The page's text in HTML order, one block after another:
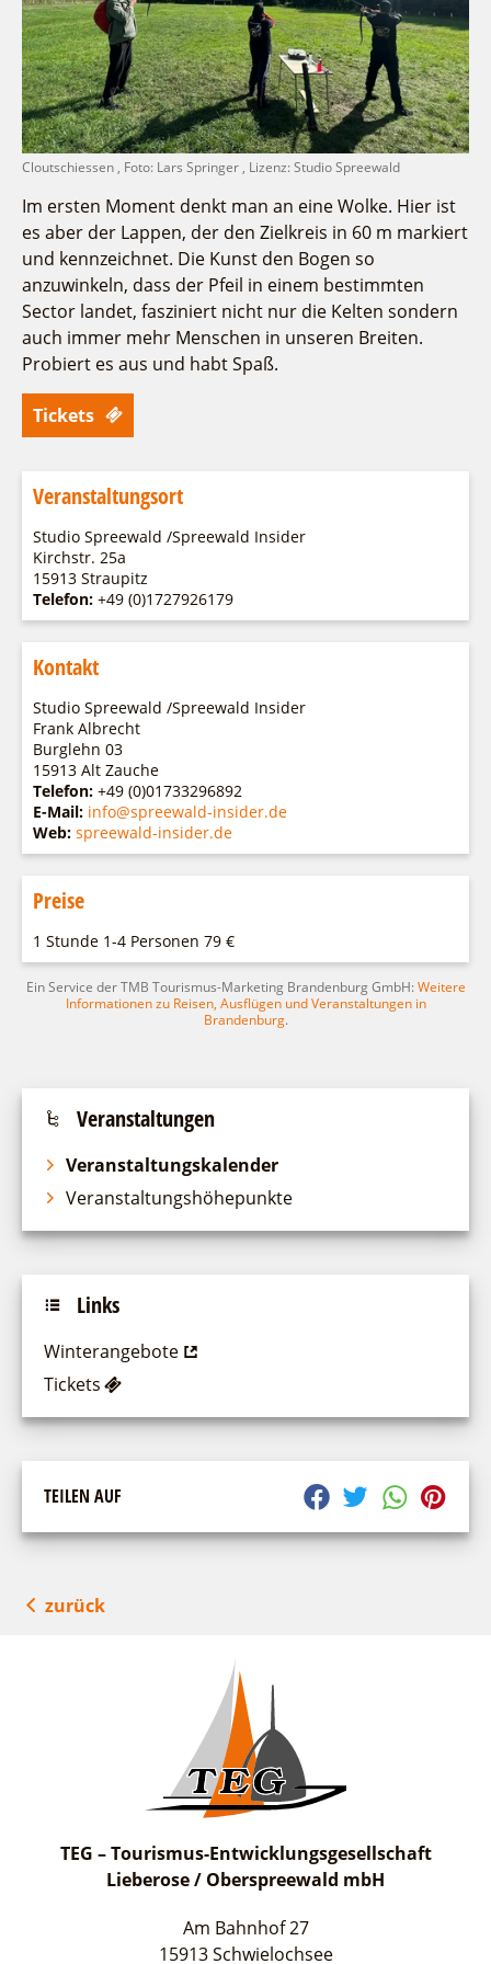
Einkaufen
Gruppen
Fremdenverkehrsvereine
Ludwig Leichhardt
Kahnfahrten
Fahrgastschiff
Campingplatz Jessern
Wirtschaftsförderung
Regionalentwicklung
SPOT
Bürgerbus
Naturwelt Lieberoser Heide
Q-Gemeinde Schwielochsee
Staatlich anerkannter Erholungsort Goyatz
Mein Brandenburg – Infostelen
Unternehmensbetreuung
ILB
WFG
Service
Über uns
Team
Aktuelles
Infomaterial
Warenkorb
Cloutschiessen , Foto: Lars Springer , Lizenz: Studio Spreewald
Im ersten Moment denkt man an eine Wolke. Hier ist
es aber der Lappen, der den Zielkreis in 60 m markiert
und kennzeichnet. Die Kunst den Bogen so
anzuwinkeln, dass der Pfeil in einem bestimmten
Sector landet, fasziniert nicht nur die Kelten sondern
auch immer mehr Menschen in unseren Breiten.
Probiert es aus und habt Spaß.
Tickets
Veranstaltungsort
Studio Spreewald /Spreewald Insider
Kirchstr. 25a
15913 Straupitz
Telefon: +49 (0)1727926179
Kontakt
Studio Spreewald /Spreewald Insider
Frank Albrecht
Burglehn 03
15913 Alt Zauche
Telefon: +49 (0)01733296892
E-Mail: info@spreewald-insider.de
Web: spreewald-insider.de
Preise
1 Stunde 1-4 Personen 79 €
Ein Service der TMB Tourismus-Marketing Brandenburg GmbH:Weitere
Informationen zu Reisen, Ausflügen und Veranstaltungen in
Brandenburg.
Veranstaltungen
Veranstaltungskalender
Veranstaltungshöhepunkte
Links
Winterangebote
Tickets
TEILEN AUF
zurück
TEG – Tourismus-Entwicklungsgesellschaft
Lieberose / Oberspreewald mbH
Am Bahnhof 27
15913 Schwielochsee